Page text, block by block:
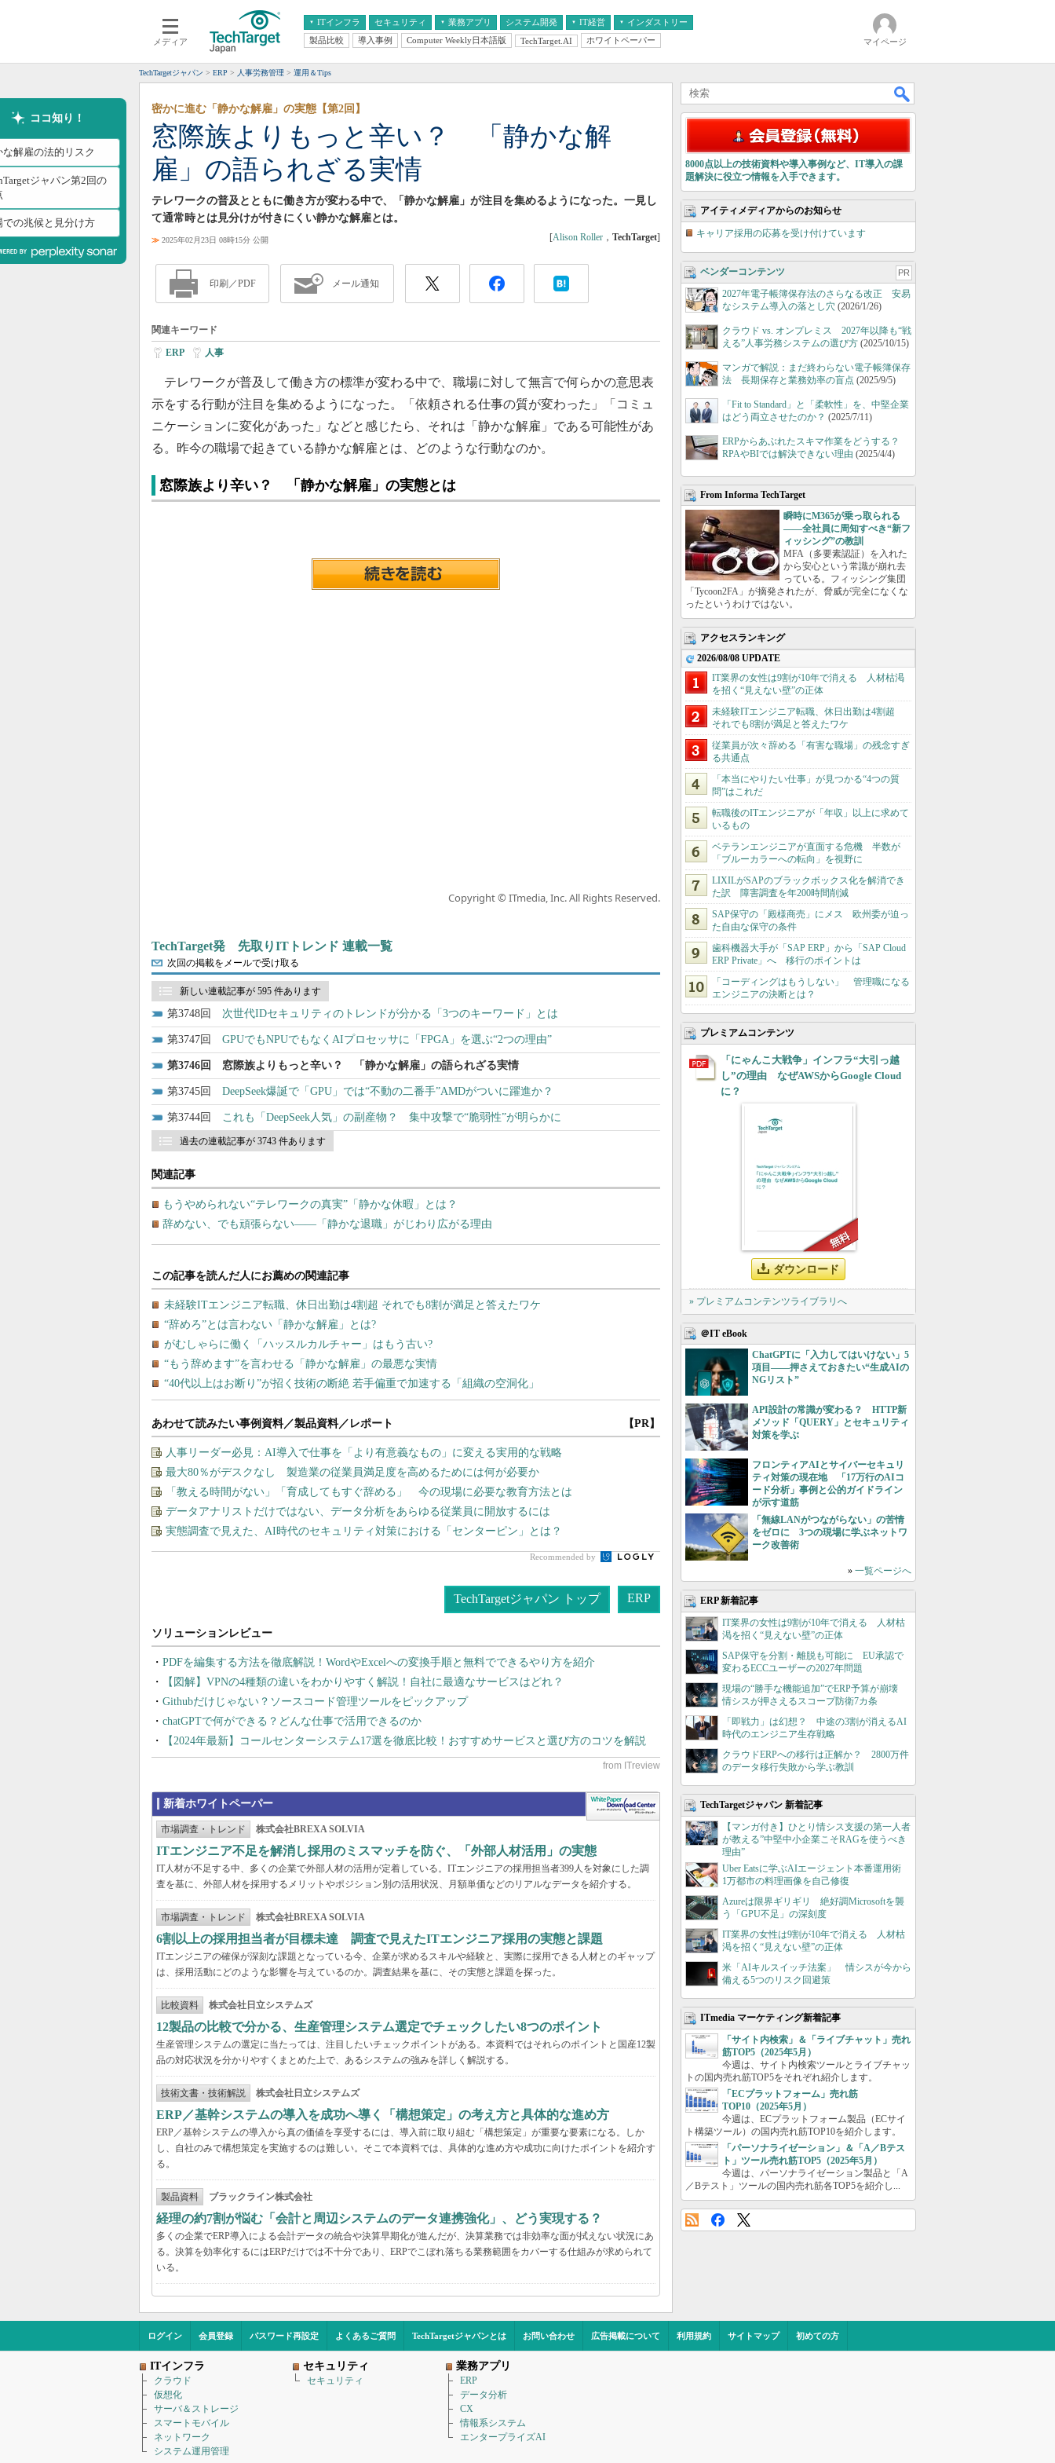
メディア
ITインフラ
クラウド
スマートモバイル
ネットワーク
システム運用管理
セキュリティ 業務アプリ
エンタープライズAI
ERP
CX
情報系システム
システム開発 IT経営
経営とIT
インダストリー
医療IT
製品比較 導入事例 Computer Weekly日本語版 TechTarget.AI ホワイトペーパー マイページ
TechTargetジャパン ERP 人事労務管理 運用＆Tips
ココ知り！
な解雇の法的リスク
ジャパン第2回の
での兆候と見分け方
窓際族よりもっと辛い？ 「静かな解
雇」の語られざる実情
密かに進む「静かな解雇」の実態【第2回】
テレワークの普及とともに働き方が変わる中で、「静かな解雇」が注目を集めるようになった。一見し
て通常時とは見分けが付きにくい静かな解雇とは。
≫ 2025年02月23日 08時15分 公開 [Alison Roller ， TechTarget]
印刷／PDF メール通知
関連キーワード
ERP 人事
テレワークが普及して働き方の標準が変わる中で、職場に対して無言で何らかの意思表
示をする行動が注目を集めるようになった。「依頼される仕事の質が変わった」「コミュ
ニケーションに変化があった」などと感じたら、それは「静かな解雇」である可能性があ
る。昨今の職場で起きている静かな解雇とは、どのような行動なのか。
窓際族より辛い？ 「静かな解雇」の実態とは
Copyright © ITmedia, Inc. All Rights Reserved.
TechTarget発 先取りITトレンド 連載一覧
次回の掲載をメールで受け取る
新しい連載記事が 595 件あります
3748 次世代IDセキュリティのトレンドが分かる「3つのキーワード」とは
3747 GPUでもNPUでもなくAIプロセッサに「FPGA」を選ぶ“2つの理由”
3746 窓際族よりもっと辛い？ 「静かな解雇」の語られざる実情
3745 DeepSeek爆誕で「GPU」では“不動の二番手”AMDがついに躍進か？
3744 これも「DeepSeek人気」の副産物？ 集中攻撃で“脆弱性”が明らかに
過去の連載記事が 3743 件あります
関連記事
もうやめられない“テレワークの真実”「静かな休暇」とは？
辞めない、でも頑張らない――「静かな退職」がじわり広がる理由
あわせて読みたい事例資料／製品資料／レポート 【PR】
人事リーダー必見：AI導入で仕事を「より有意義なもの」に変える実用的な戦略
最大80％がデスクなし 製造業の従業員満足度を高めるためには何が必要か
「教える時間がない」「育成してもすぐ辞める」 今の現場に必要な教育方法とは
データアナリストだけではない、データ分析をあらゆる従業員に開放するには
実態調査で見えた、AI時代のセキュリティ対策における「センターピン」とは？
Recommended by
TechTargetジャパン トップ ERP
PDFを編集する方法を徹底解説！WordやExcelへの変換手順と無料でできるやり方を紹介
【図解】VPNの4種類の違いをわかりやすく解説！自社に最適なサービスはどれ？
Githubだけじゃない？ソースコード管理ツールをピックアップ
chatGPTで何ができる？どんな仕事で活用できるのか
【2024年最新】コールセンターシステム17選を徹底比較！おすすめサービスと選び方のコツを解説
新着ホワイトペーパー
市場調査・トレンド 株式会社BREXA SOLVIA
ITエンジニア不足を解消し採用のミスマッチを防ぐ、「外部人材活用」の実態
IT人材が不足する中、多くの企業で外部人材の活用が定着している。ITエンジニアの採用担当者399人を対象にした調
査を基に、外部人材を採用するメリットやポジション別の活用状況、月額単価などのリアルなデータを紹介する。
市場調査・トレンド 株式会社BREXA SOLVIA
6割以上の採用担当者が目標未達 調査で見えたITエンジニア採用の実態と課題
ITエンジニアの確保が深刻な課題となっている今、企業が求めるスキルや経験と、実際に採用できる人材とのギャップ
は、採用活動にどのような影響を与えているのか。調査結果を基に、その実態と課題を探った。
比較資料 株式会社日立システムズ
12製品の比較で分かる、生産管理システム選定でチェックしたい8つのポイント
生産管理システムの選定に当たっては、注目したいチェックポイントがある。本資料ではそれらのポイントと国産12製
品の対応状況を分かりやすくまとめた上で、あるシステムの強みを詳しく解説する。
技術文書・技術解説 株式会社日立システムズ
ERP／基幹システムの導入を成功へ導く「構想策定」の考え方と具体的な進め方
ERP／基幹システムの導入から真の価値を享受するには、導入前に取り組む「構想策定」が重要な要素になる。しか
し、自社のみで構想策定を実施するのは難しい。そこで本資料では、具体的な進め方や成功に向けたポイントを紹介す
る。
製品資料 ブラックライン株式会社
経理の約7割が悩む「会計と周辺システムのデータ連携強化」、どう実現する？
多くの企業でERP導入による会計データの統合や決算早期化が進んだが、決算業務では非効率な面が拭えない状況にあ
る。決算を効率化するにはERPだけでは不十分であり、ERPでこぼれ落ちる業務範囲をカバーする仕組みが求められて
いる。
8000点以上の技術資料や導入事例など、IT導入の課
題解決に役立つ情報を入手できます。
アイティメディアからのお知らせ
キャリア採用の応募を受け付けています
ベンダーコンテンツ PR
2027年電子帳簿保存法のさらなる改正 安易
なシステム導入の落とし穴 (2026/1/26)
クラウド vs. オンプレミス 2027年以降も“戦
える”人事労務システムの選び方 (2025/10/15)
マンガで解説：まだ終わらない電子帳簿保存
法 長期保存と業務効率の盲点 (2025/9/5)
「Fit to Standard」と「柔軟性」を、中堅企業
はどう両立させたのか？ (2025/7/11)
ERPからあぶれたスキマ作業をどうする？
RPAやBIでは解決できない理由 (2025/4/4)
From Informa TechTarget
瞬時にM365が乗っ取られる
――全社員に周知すべき“新フ
ィッシング”の教訓
MFA（多要素認証）を入れた
から安心という常識が崩れ去
っている。フィッシング集団
「Tycoon2FA」が摘発されたが、脅威が完全になくな
ったというわけではない。
アクセスランキング
2026/08/08 UPDATE
IT業界の女性は9割が10年で消える 人材枯渇
を招く“見えない壁”の正体
未経験ITエンジニア転職、休日出勤は4割超
それでも8割が満足と答えたワケ
従業員が次々辞める「有害な職場」の残念すぎ
る共通点
「本当にやりたい仕事」が見つかる“4つの質
問”はこれだ
転職後のITエンジニアが「年収」以上に求めて
いるもの
ベテランエンジニアが直面する危機 半数が
「ブルーカラーへの転向」を視野に
LIXILがSAPのブラックボックス化を解消でき
た訳 障害調査を年200時間削減
SAP保守の「殿様商売」にメス 欧州委が迫っ
た自由な保守の条件
歯科機器大手が「SAP ERP」から「SAP Cloud
ERP Private」へ 移行のポイントは
「コーディングはもうしない」 管理職になる
エンジニアの決断とは？
プレミアムコンテンツ
「にゃんこ大戦争」インフラ“大引っ越
し”の理由 なぜAWSからGoogle Cloud
に？
ダウンロード
» プレミアムコンテンツライブラリへ
＠IT eBook
ChatGPTに「入力してはいけない」5
項目――押さえておきたい“生成AIの
NGリスト”
API設計の常識が変わる？ HTTP新
メソッド「QUERY」とセキュリティ
対策を学ぶ
フロンティアAIとサイバーセキュリ
ティ対策の現在地 「17万行のAIコ
ード分析」事例と公的ガイドライン
が示す道筋
「無線LANがつながらない」の苦情
をゼロに 3つの現場に学ぶネットワ
ーク改善術
» 一覧ページへ
ERP 新着記事
IT業界の女性は9割が10年で消える 人材枯
渇を招く“見えない壁”の正体
SAP保守を分割・離脱も可能に EU承認で
変わるECCユーザーの2027年問題
現場の“勝手な機能追加”でERP予算が崩壊
情シスが押さえるスコープ防衛7カ条
「即戦力」は幻想？ 中途の3割が消えるAI
時代のエンジニア生存戦略
クラウドERPへの移行は正解か？ 2800万件
のデータ移行失敗から学ぶ教訓
TechTargetジャパン 新着記事
【マンガ付き】ひとり情シス支援の第一人者
が教える”中堅中小企業こそRAGを使うべき
理由”
Uber Eatsに学ぶAIエージェント本番運用術
1万都市の料理画像を自己修復
Azureは限界ギリギリ 絶好調Microsoftを襲
う「GPU不足」の深刻度
IT業界の女性は9割が10年で消える 人材枯
渇を招く“見えない壁”の正体
米「AIキルスイッチ法案」 情シスが今から
備える5つのリスク回避策
ITmedia マーケティング新着記事
「サイト内検索」＆「ライブチャット」売れ
筋TOP5（2025年5月）
今週は、サイト内検索ツールとライブチャッ
トの国内売れ筋TOP5をそれぞれ紹介します。
「ECプラットフォーム」売れ筋
TOP10（2025年5月）
今週は、ECプラットフォーム製品（ECサイ
ト構築ツール）の国内売れ筋TOP10を紹介します。
「パーソナライゼーション」＆「A／Bテス
ト」ツール売れ筋TOP5（2025年5月）
今週は、パーソナライゼーション製品と「A
／Bテスト」ツールの国内売れ筋各TOP5を紹介し...
ログイン 会員登録 パスワード再設定 よくあるご質問 TechTargetジャパンとは お問い合わせ 広告掲載について 利用規約 サイトマップ 初めての方
ITインフラ
クラウド
仮想化
サーバ＆ストレージ
スマートモバイル
ネットワーク
システム運用管理
セキュリティ
セキュリティ
業務アプリ
ERP
データ分析
CX
情報系システム
エンタープライズAI